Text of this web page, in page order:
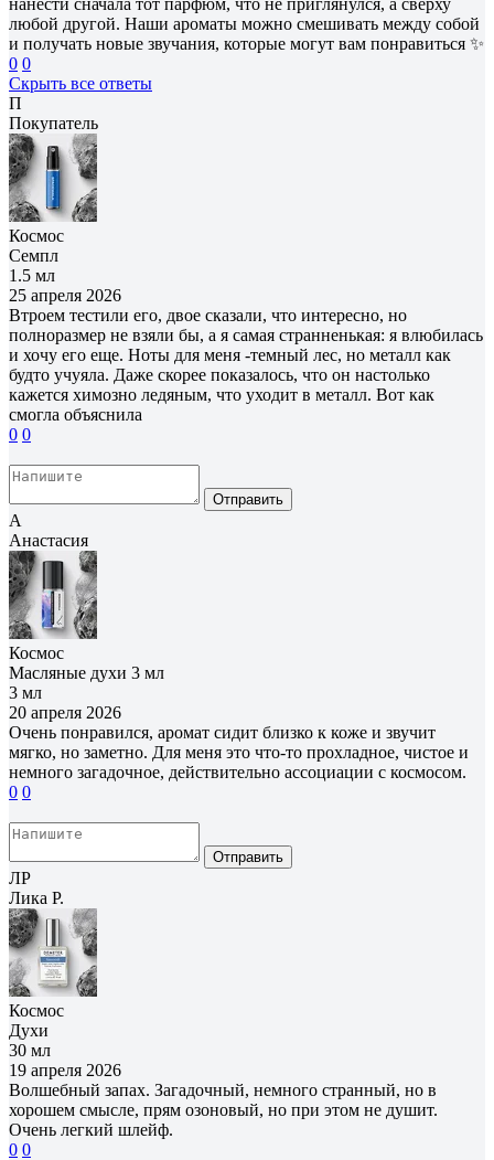
любой другой. Наши ароматы можно смешивать между собой
и получать новые звучания, которые могут вам понравиться ✨
0 0
Скрыть все ответы
П
Покупатель
Космос
Семпл
1.5 мл
25 апреля 2026
Втроем тестили его, двое сказали, что интересно, но
полноразмер не взяли бы, а я самая странненькая: я влюбилась
и хочу его еще. Ноты для меня -темный лес, но металл как
будто учуяла. Даже скорее показалось, что он настолько
кажется химозно ледяным, что уходит в металл. Вот как
смогла объяснила
0 0
Отправить
А
Анастасия
Космос
Масляные духи 3 мл
3 мл
20 апреля 2026
Очень понравился, аромат сидит близко к коже и звучит
мягко, но заметно. Для меня это что-то прохладное, чистое и
немного загадочное, действительно ассоциации с космосом.
0 0
Отправить
ЛР
Лика Р.
Космос
Духи
30 мл
19 апреля 2026
Волшебный запах. Загадочный, немного странный, но в
хорошем смысле, прям озоновый, но при этом не душит.
Очень легкий шлейф.
0 0